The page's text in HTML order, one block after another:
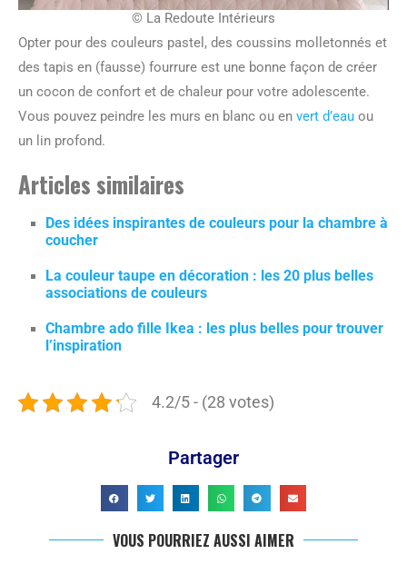
© La Redoute Intérieurs
Opter pour des couleurs pastel, des coussins molletonnés et
des tapis en (fausse) fourrure est une bonne façon de créer
un cocon de confort et de chaleur pour votre adolescente.
Vous pouvez peindre les murs en blanc ou en vert d’eau ou
un lin profond.
Articles similaires
Des idées inspirantes de couleurs pour la chambre à
coucher
La couleur taupe en décoration : les 20 plus belles
associations de couleurs
Chambre ado fille Ikea : les plus belles pour trouver
l’inspiration
4.2/5 - (28 votes)
Partager
VOUS POURRIEZ AUSSI AIMER